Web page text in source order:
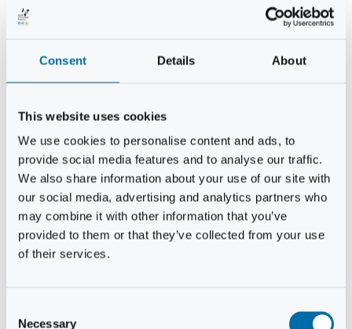
Consent Details About
This website uses cookies
We use cookies to personalise content and ads, to
provide social media features and to analyse our traffic.
We also share information about your use of our site with
our social media, advertising and analytics partners who
may combine it with other information that you’ve
provided to them or that they’ve collected from your use
of their services.
Necessary
Christian Hjorth
Niels Thomas Rosenberg
Benny Gensbøl
Bent Jakobsen
Svend Andersen
Bent Wigh
Jens-Kjeld Jensen
Jon Fjeldså
William Carøe Aarestrup
Erik Mølgaard